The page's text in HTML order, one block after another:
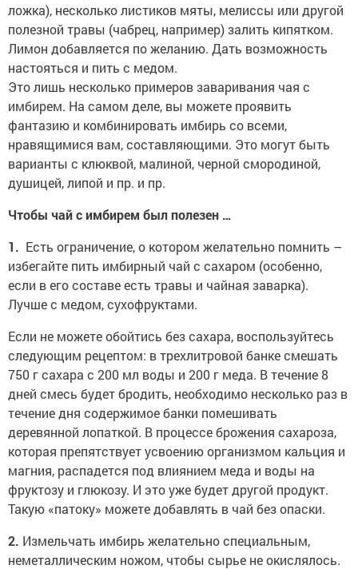
ложка), несколько листиков мяты, мелиссы или другой
полезной травы (чабрец, например) залить кипятком.
Лимон добавляется по желанию. Дать возможность
настояться и пить с медом.
Это лишь несколько примеров заваривания чая с
имбирем. На самом деле, вы можете проявить
фантазию и комбинировать имбирь со всеми,
нравящимися вам, составляющими. Это могут быть
варианты с клюквой, малиной, черной смородиной,
душицей, липой и пр. и пр.
Чтобы чай с имбирем был полезен …
1. Есть ограничение, о котором желательно помнить –
избегайте пить имбирный чай с сахаром (особенно,
если в его составе есть травы и чайная заварка).
Лучше с медом, сухофруктами.
Если не можете обойтись без сахара, воспользуйтесь
следующим рецептом: в трехлитровой банке смешать
750 г сахара с 200 мл воды и 200 г меда. В течение 8
дней смесь будет бродить, необходимо несколько раз в
течение дня содержимое банки помешивать
деревянной лопаткой. В процессе брожения сахароза,
которая препятствует усвоению организмом кальция и
магния, распадется под влиянием меда и воды на
фруктозу и глюкозу. И это уже будет другой продукт.
Такую «патоку» можете добавлять в чай без опаски.
2. Измельчать имбирь желательно специальным,
неметаллическим ножом, чтобы сырье не окислялось.